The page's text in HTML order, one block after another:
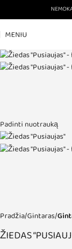
MENIU
Padinti nuotrauką
Pradžia Gintaras
ŽIEDAS